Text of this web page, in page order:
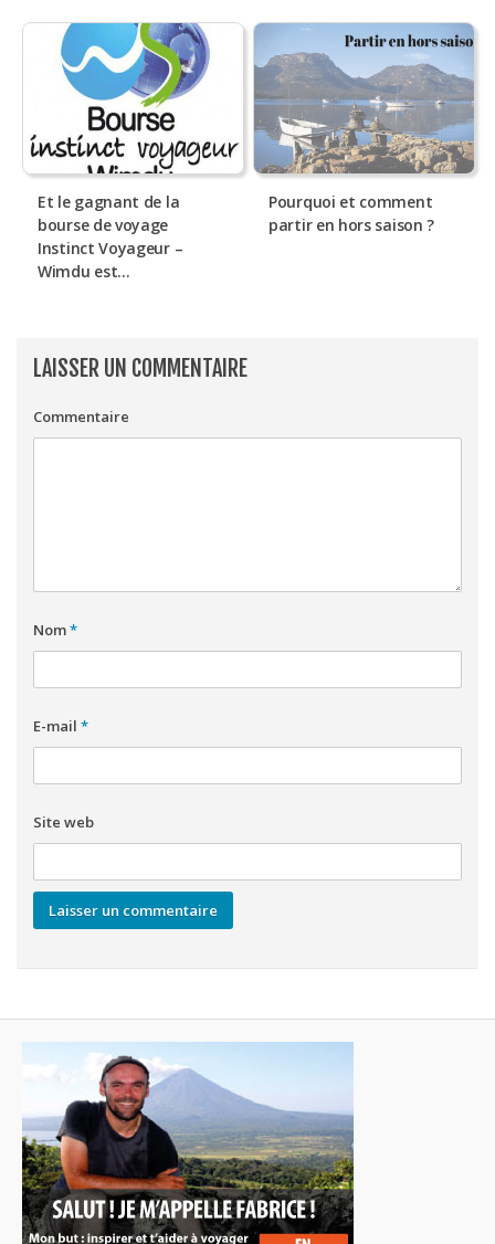
Et le gagnant de la
bourse de voyage
Instinct Voyageur –
Wimdu est…
Pourquoi et comment
partir en hors saison ?
LAISSER UN COMMENTAIRE
Commentaire
Nom*
E-mail *
Site web